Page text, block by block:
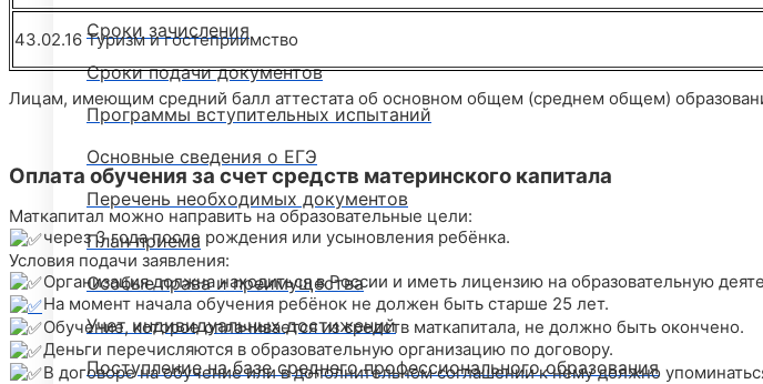
Сроки зачисления
Сроки подачи документов
Программы вступительных испытаний
Основные сведения о ЕГЭ
Перечень необходимых документов
План приема
Особые права и преимущества
Учет индивидуальных достижений
Поступление на базе среднего профессионального образования
43.02.16 Туризм и гостеприимство
Лицам, имеющим средний балл аттестата об основном общем (среднем общем)
Оплата обучения за счет средств материнского капитала
Маткапитал можно направить на образовательные цели:
через 3 года после рождения или усыновления ребёнка.
Условия подачи заявления:
Организация должна находиться в России и иметь лицензию на образовательную
На момент начала обучения ребёнок не должен быть старше 25 лет.
Обучение, которое оплачивается из средств маткапитала, не должно быть окончено.
Деньги перечисляются в образовательную организацию по договору.
В договоре на обучение или в дополнительном соглашении к нему должно